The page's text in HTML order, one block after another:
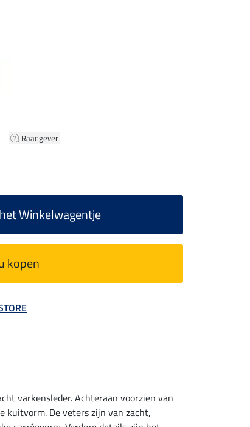
| Raadgever
Winkelwagentje
kopen
varkensleder. Achteraan voorzien van
kuitvorm. De veters zijn van zacht,